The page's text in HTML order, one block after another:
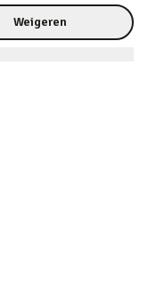
Weigeren